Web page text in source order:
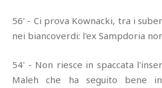
56' - Ci prova Kownacki, tra i
nei biancoverdi: l'ex Sampdoria
54' - Non riesce in spaccata
Maleh che ha seguito bene